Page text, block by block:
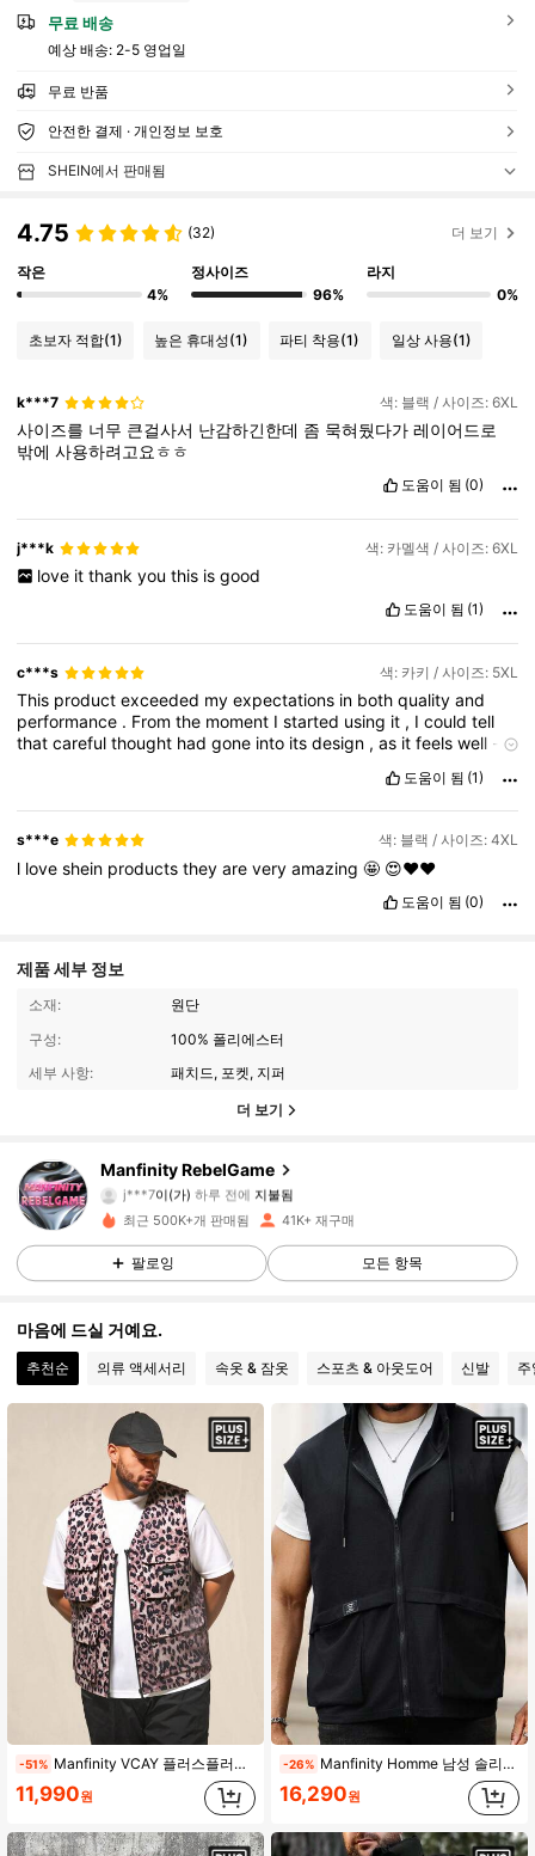
무료 배송
예상 배송: 2-5 영업일
무료 반품
안전한 결제 · 개인정보 보호
SHEIN에서 판매됨
4.75 (32) 더 보기
작은
4%
정사이즈
96%
라지
0%
초보자 적합(1) 높은 휴대성(1) 파티 착용(1) 일상 사용(1)
k***7 색: 블랙 / 사이즈: 6XL
사이즈를 너무 큰걸사서 난감하긴한데 좀 묵혀뒀다가레이어드로
밖에사용하려고요ㅎㅎ
도움이 됨 (0)
j***k 색: 카멜색 / 사이즈: 6XL
love it thank you this is good
도움이 됨 (1)
c***s 색: 카키 / 사이즈: 5XL
This productexceeded myexpectations in bothqualityand
performance . Fromthe moment Istarted using it , Icouldtell
thatcarefulthought hadgone into itsdesign ,as itfeelswell -
moreconvenientand
efficientwithoutunnecessarycomplications.Ialsoappreciate
the attentionto overall user
experience.For excellentvalue , andI
wouldconfidentlyrecommendittoanyonelookingfor
도움이 됨 (1)
s***e 색: 블랙 / 사이즈: 4XL
l loveshein productstheyareveryamazing🤩 😍❤️❤️
도움이 됨 (0)
제품 세부 정보
소재:
원단
구성:
100% 폴리에스터
세부 사항:
패치드, 포켓, 지퍼
더 보기
Manfinity RebelGame
4.82
49K 팔로워
j***7이(가) 하루 전에 지불됨
c***l 다음30분 전에
4.82 49K 팔로워
4.82
4.82 49K 팔로워
4.82 49K 팔로워
4.82 49K 팔로워
4.82 49K 팔로워
49K 팔로워
49K 팔로워
최근 500K+개 판매됨 41K+ 재구매
팔로잉 모든 항목
마음에 드실 거예요.
추천순 의류 액세서리 속옷 & 잠옷 스포츠 & 아웃도어 신발
-51% Manfinity VCAY 플러스플러스 사이즈 남성용 우븐 하이킹 레오파드 조끼, 등반 및 야외 스포츠용 캐주얼 민소매 오픈 프론트, 가을 겨울용
11,990원
-26% Manfinity Homme 남성 솔리드 컬러 포켓 디자인 드로스트링 캐주얼 민소매 후드 조끼, 플레인 캐주얼 플러스플러스 사이즈 조끼, 가을용
16,290원